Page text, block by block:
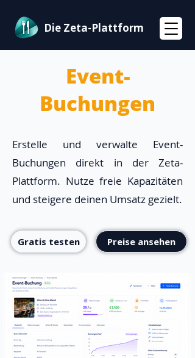
Die Zeta-Plattform
Event-
Buchungen
Erstelle und verwalte Event-
Buchungen direkt in der Zeta-
Plattform. Nutze freie Kapazitäten
und steigere deinen Umsatz gezielt.
Gratis testen Preise ansehen